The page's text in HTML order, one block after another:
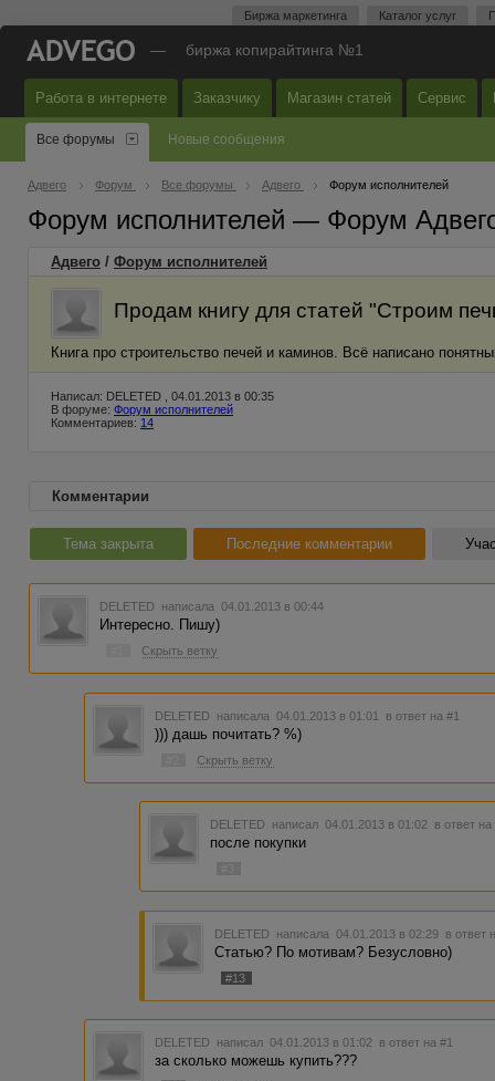
Биржа маркетинга Каталог услуг
— биржа копирайтинга №1
Работа в интернете Заказчику Магазин статей Сервис
Все форумы Новые сообщения
Адвего Форум Все форумы Адвего Форум исполнителей
Форум исполнителей — Форум
Адвего / Форум исполнителей
Продам книгу для статей "Строим
Книга про строительство печей и каминов. Всё написано
Написал: DELETED , 04.01.2013 в 00:35
В форуме: Форум исполнителей
Комментариев: 14
Комментарии
Тема закрыта Последние комментарии
DELETED написала 04.01.2013 в 00:44
Интересно. Пишу)
Скрыть ветку
DELETED написала 04.01.2013 в 01:01 в ответ на #1
))) дашь почитать? %)
Скрыть ветку
DELETED написал 04.01.2013 в 01:02 в ответ на
после покупки
DELETED написала 04.01.2013 в 02:29 в ответ
Статью? По мотивам? Безусловно)
#13
DELETED написал 04.01.2013 в 01:02 в ответ на #1
за сколько можешь купить???